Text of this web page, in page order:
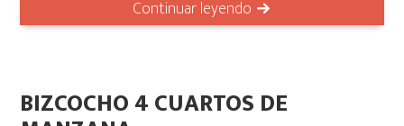
Continuar leyendo
BIZCOCHO 4 CUARTOS DE